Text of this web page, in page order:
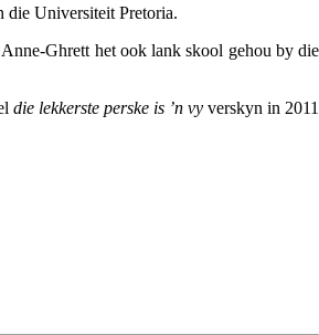
die Universiteit Pretoria.
Ghrett het ook lank skool gehou by die
die lekkerste perske is ’n vy verskyn in 2011